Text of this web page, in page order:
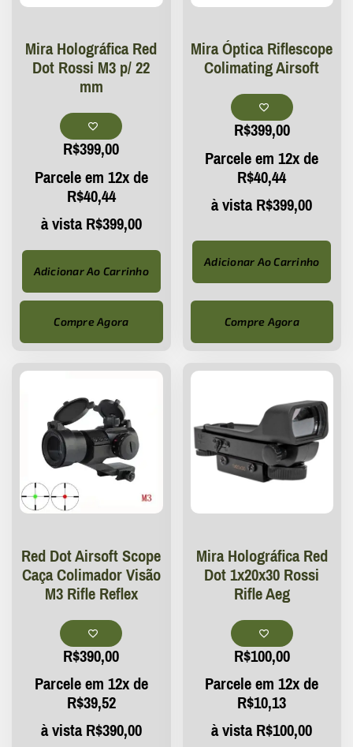
Mira Holográfica Red
Dot Rossi M3 p/ 22
mm
R$399,00
Parcele em 12x de
R$40,44
à vistaR$399,00
Adicionar Ao Carrinho
Compre Agora
Mira Óptica Riflescope
Colimating Airsoft
R$399,00
Parcele em 12x de
R$40,44
à vistaR$399,00
Adicionar Ao Carrinho
Compre Agora
Red Dot Airsoft Scope
Caça Colimador Visão
M3 Rifle Reflex
R$390,00
Parcele em 12x de
R$39,52
à vistaR$390,00
Mira Holográfica Red
Dot 1x20x30 Rossi
Rifle Aeg
R$100,00
Parcele em 12x de
R$10,13
à vistaR$100,00